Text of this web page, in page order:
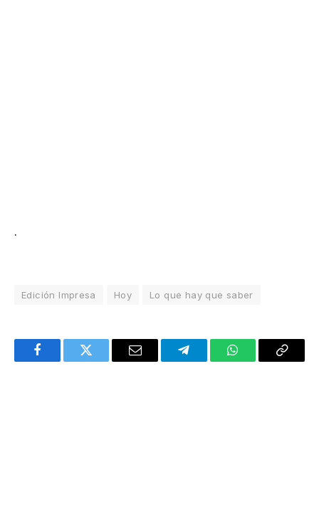
.
Edición Impresa Hoy Lo que hay que saber
FacebookTwitter Email TelegramWhatsAppCopy